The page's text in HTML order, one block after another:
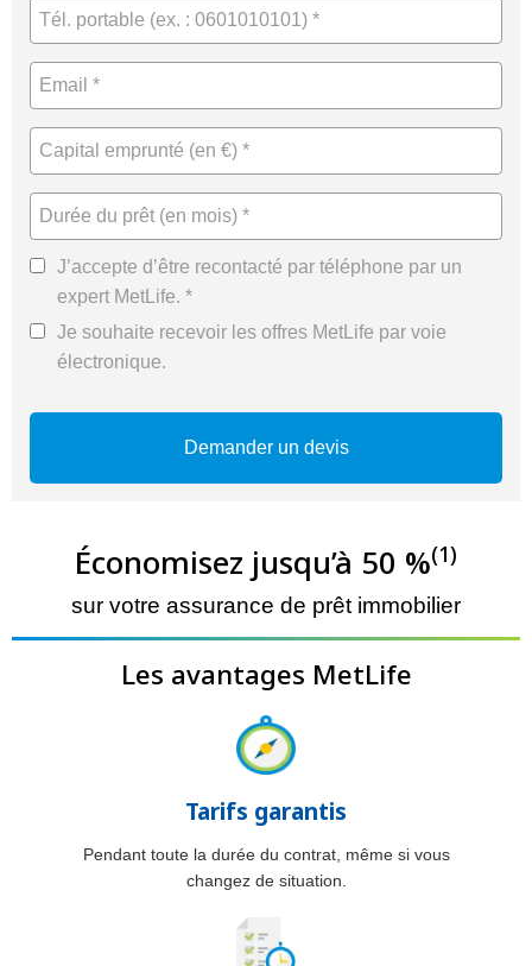
J’accepte d’être recontacté par téléphone par un
expert MetLife. *
Je souhaite recevoir les offres MetLife par voie
électronique.
Économisez jusqu’à 50 %(1)
sur votre assurance de prêt immobilier
Les avantages MetLife
Tarifs garantis
Pendant toute la durée du contrat, même si vous
changez de situation.